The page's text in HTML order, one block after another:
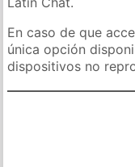
En caso de que
única opción
dispositivos no